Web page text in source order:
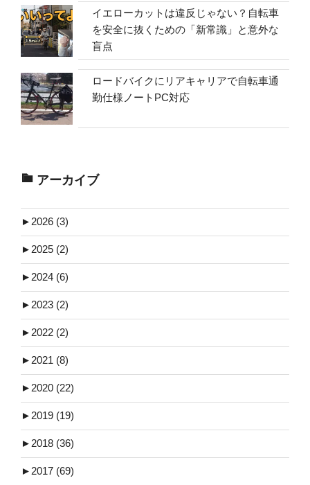
イエローカットは違反じゃない？自転車
を安全に抜くための「新常識」と意外な
盲点
ロードバイクにリアキャリアで自転車通
勤仕様ノートPC対応
アーカイブ
►2026 (3)
►2025 (2)
►2024 (6)
►2023 (2)
►2022 (2)
►2021 (8)
►2020 (22)
►2019 (19)
►2018 (36)
►2017 (69)